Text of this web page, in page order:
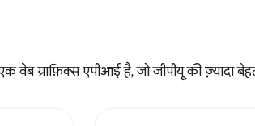
ग्राफ़िक्स एपीआई है, जो जीपीयू की ज़्यादा